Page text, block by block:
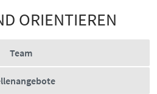
ORIENTIEREN
Team